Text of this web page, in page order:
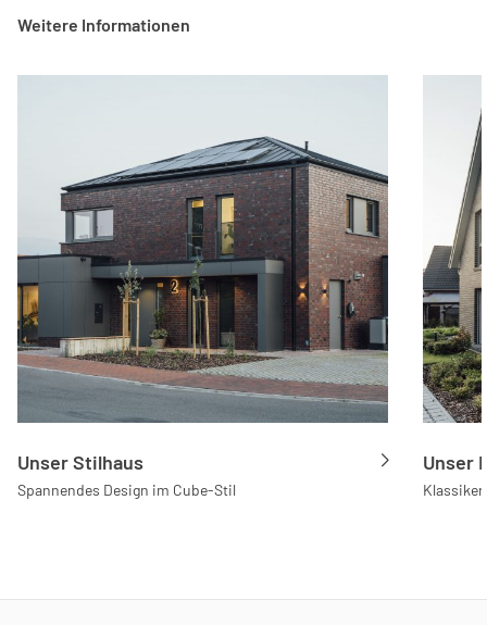
Weitere Informationen
Unser Stilhaus
Spannendes Design im Cube-Stil
Unser